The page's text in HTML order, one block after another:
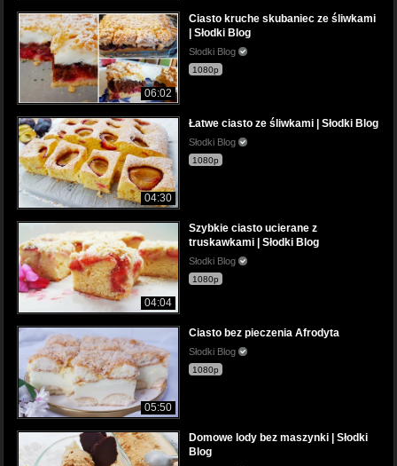
06:02
Ciasto kruche skubaniec ze śliwkami
| Słodki Blog
Słodki Blog
1080p
04:30
Łatwe ciasto ze śliwkami | Słodki Blog
Słodki Blog
1080p
04:04
Szybkie ciasto ucierane z
truskawkami | Słodki Blog
Słodki Blog
1080p
05:50
Ciasto bez pieczenia Afrodyta
Słodki Blog
1080p
Domowe lody bez maszynki | Słodki
Blog